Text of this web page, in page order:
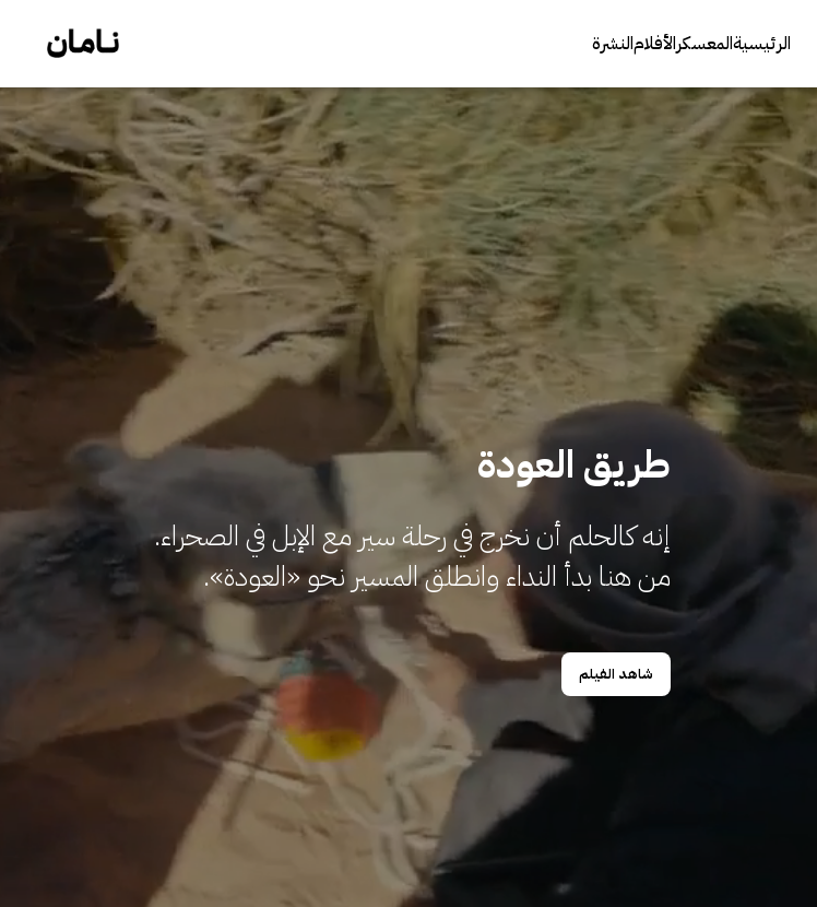
الرئيسيةالمعسكرالأفلامالنشرة
طريق العودة
إنه كالحلم أن نخرج في رحلة سير مع الإبل في الصحراء.
من هنا بدأ النداء وانطلق المسير نحو «العودة».
شاهد الفيلم